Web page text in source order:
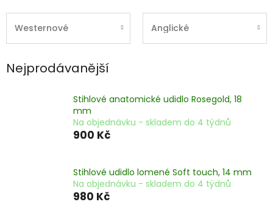
Westernové Anglické
Nejprodávanější
Stihlové anatomické udidlo Rosegold, 18
mm
Na objednávku - skladem do 4 týdnů
900 Kč
Stihlové udidlo lomené Soft touch, 14 mm
Na objednávku - skladem do 4 týdnů
980 Kč